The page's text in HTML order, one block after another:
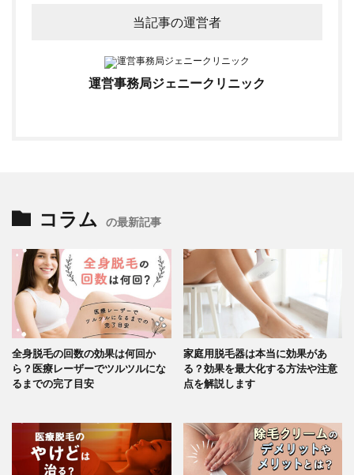
当記事の運営者
運営事務局ジェニークリニック
コラム の最新記事
全身脱毛の回数の効果は何回か
ら？医療レーザーでツルツルにな
るまでの完了目安
家庭用脱毛器は本当に効果があ
る？効果を最大化する方法や注意
点を解説します